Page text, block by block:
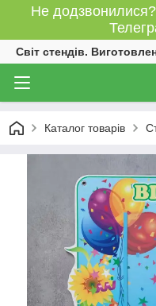
Не додзвонилися?
Світ стендів.
Каталог товарів